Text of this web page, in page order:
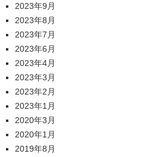
2023年9月
2023年8月
2023年7月
2023年6月
2023年4月
2023年3月
2023年2月
2023年1月
2020年3月
2020年1月
2019年8月